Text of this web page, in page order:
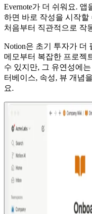
Evernote가 더 쉬워요. 앱
하면 바로 작성을 시작할
처음부터 직관적으로 작
Notion은 초기 투자가 더
메모부터 복잡한 프로젝
수 있지만, 그 유연성에
터베이스, 속성, 뷰 개념
요.